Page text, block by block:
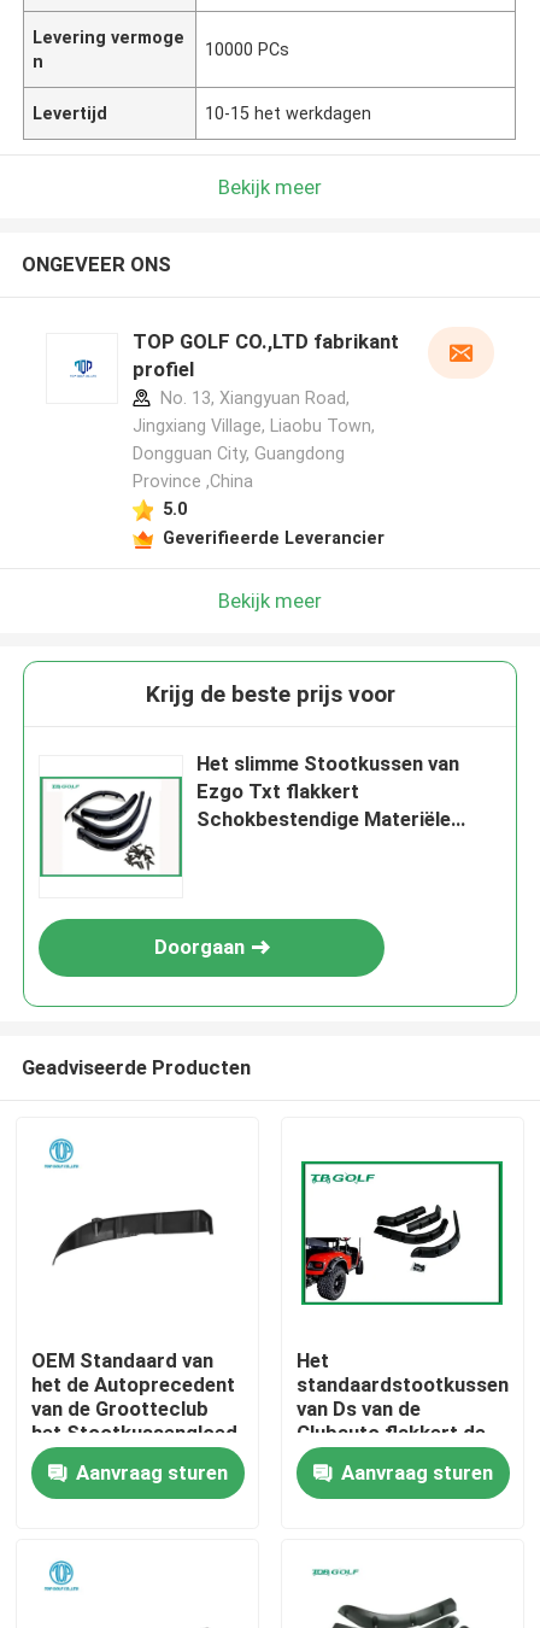
Huis
Levering vermoge
n
10000 PCs
Levertijd 10-15 het werkdagen
Bekijk meer
ONGEVEER ONS
TOP GOLF CO.,LTD fabrikant
profiel
No. 13, Xiangyuan Road,
Jingxiang Village, Liaobu Town,
Dongguan City, Guangdong
Province ,China
5.0
Geverifieerde Leverancier
Bekijk meer
Krijg de beste prijs voor
Het slimme Stootkussen van
Ezgo Txt flakkert
Schokbestendige Materiële
Doorgaan
Geadviseerde Producten
OEM Standaard van
het de Autoprecedent
van de Grootteclub
het Stootkussengloed
Aanvraag sturen
Het
standaardstootkussen
van Ds van de
Clubauto flakkert de
Elektrische
Toebehoren van het
Golfkarretje
Aanvraag sturen